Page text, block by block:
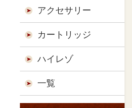
アクセサリー
カートリッジ
ハイレゾ
一覧